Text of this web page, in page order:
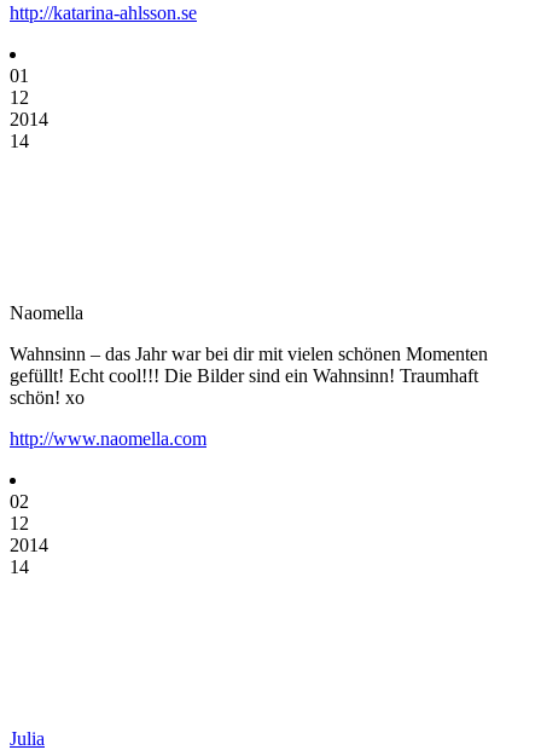
http://katarina-ahlsson.se
01
12
2014
14
Naomella
Wahnsinn – das Jahr war bei dir mit vielen schönen Momenten
gefüllt! Echt cool!!! Die Bilder sind ein Wahnsinn! Traumhaft
schön! xo
http://www.naomella.com
02
12
2014
14
Julia